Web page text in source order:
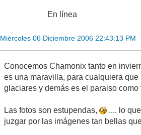
En línea
Miércoles 06 Diciembre 2006 22:43:13 PM
Conocemos Chamonix tanto en
es una maravilla, para cualquiera que
glaciares y demás es el paraiso como
Las fotos son estupendas,
.... lo
juzgar por las imágenes tan bellas